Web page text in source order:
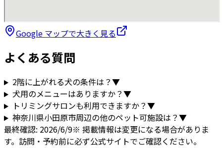
Google マップで大きく見る
よくある質問
2階に上がれる犬の条件は？▼
犬用のメニューはありますか？▼
トリミングサロンも利用できますか？▼
神奈川県小田原市周辺の他のペット可施設は？▼
最終確認: 2026/6/9※ 掲載情報は変更になる場合がありま
す。訪問・予約前に必ず公式サイトでご確認ください。